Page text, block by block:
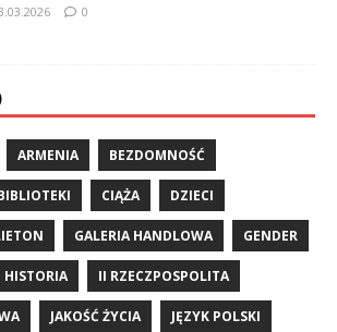
0
ARMENIA BEZDOMNOŚĆ
CIĄŻA DZIECI
GALERIA HANDLOWA GENDER
HISTORIA II RZECZPOSPOLITA
JAKOŚĆ ŻYCIA JĘZYK POLSKI